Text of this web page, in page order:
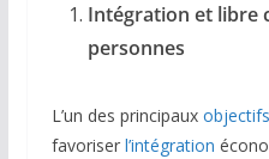
Intégration et libre
personnes
L’un des principaux objectifs
favoriser l’intégration